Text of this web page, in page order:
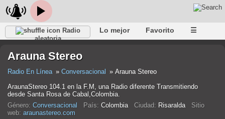
Radio
aleatoria
Lo mejor Favorito ☰
Arauna Stereo
Radio En Línea Conversacional
Arauna Stereo
AraunaStereo 104.1 en la F.M, una Radio diferente Transmitiendo
desde Santa Rosa de Cabal,Colombia.
Género: Conversacional País: Colombia Ciudad: Risaralda Sitio
web: araunastereo.com